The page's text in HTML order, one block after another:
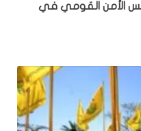
الأمن القومي في